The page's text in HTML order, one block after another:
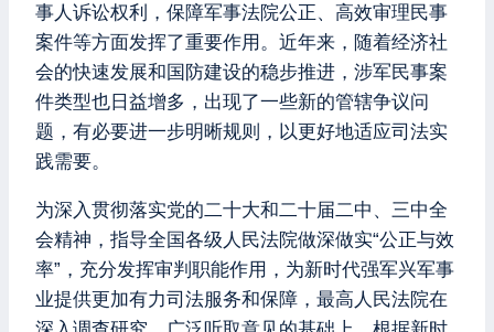
事人诉讼权利，保障军事法院公正、高效审理民事
案件等方面发挥了重要作用。近年来，随着经济社
会的快速发展和国防建设的稳步推进，涉军民事案
件类型也日益增多，出现了一些新的管辖争议问
题，有必要进一步明晰规则，以更好地适应司法实
践需要。
为深入贯彻落实党的二十大和二十届二中、三中全
会精神，指导全国各级人民法院做深做实“公正与效
率”，充分发挥审判职能作用，为新时代强军兴军事
业提供更加有力司法服务和保障，最高人民法院在